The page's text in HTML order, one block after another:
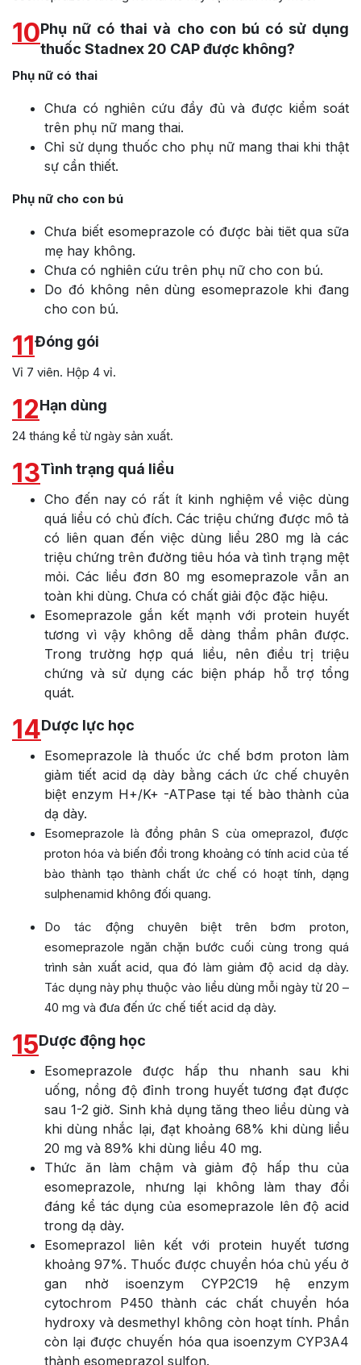
10Phụ nữ có thai và cho con bú có sử dụng
thuốc Stadnex 20 CAP được không?
Phụ nữ có thai
Chưa có nghiên cứu đầy đủ và được kiểm soát
trên phụ nữ mang thai.
Chỉ sử dụng thuốc cho phụ nữ mang thai khi thật
sự cần thiết.
Phụ nữ cho con bú
Chưa biết esomeprazole có được bài tiẽt qua sữa
mẹ hay không.
Chưa có nghiên cứu trên phụ nữ cho con bú.
Do đó không nên dùng esomeprazole khi đang
cho con bú.
11Đóng gói
Vỉ 7 viên. Hộp 4 vỉ.
12Hạn dùng
24 tháng kể từ ngày sản xuất.
13Tình trạng quá liều
Cho đến nay có rất ít kinh nghiệm về việc dùng
quá liều có chủ đích. Các triệu chứng được mô tả
có liên quan đến việc dùng liều 280 mg là các
triệu chứng trên đường tiêu hóa và tình trạng mệt
mỏi. Các liều đơn 80 mg esomeprazole vẫn an
toàn khi dùng. Chưa có chất giải độc đặc hiệu.
Esomeprazole gắn kết mạnh với protein huyết
tương vì vậy không dễ dàng thẩm phân được.
Trong trường hợp quá liều, nên điều trị triệu
chứng và sử dụng các biện pháp hỗ trợ tổng
quát.
14Dược lực học
Esomeprazole là thuốc ức chế bơm proton làm
giảm tiết acid dạ dày bằng cách ức chế chuyên
biệt enzym H+/K+ -ATPase tại tế bào thành của
dạ dày.
Esomeprazole là đồng phân S cùa omeprazol, được
proton hóa và biến đổi trong khoảng có tính acid của tế
bào thành tạo thành chất ức chế có hoạt tính, dạng
sulphenamid không đối quang.
Do tác động chuyên biệt trên bơm proton,
esomeprazole ngăn chặn bước cuối cùng trong quá
trình sản xuất acid, qua đó làm giảm độ acid dạ dày.
Tác dụng này phụ thuộc vào liều dùng mỗi ngày từ 20 –
40 mg và đưa đến ức chế tiết acid dạ dày.
15Dược động học
Esomeprazole được hấp thu nhanh sau khi
uống, nồng độ đỉnh trong huyết tương đạt được
sau 1-2 giờ. Sinh khả dụng tăng theo liều dùng và
khi dùng nhắc lại, đạt khoảng 68% khi dùng liều
20 mg và 89% khi dùng liều 40 mg.
Thức ăn làm chậm và giảm độ hấp thu của
esomeprazole, nhưng lại không làm thay đổi
đáng kể tác dụng của esomeprazole lên độ acid
trong dạ dày.
Esomeprazol liên kết với protein huyết tương
khoảng 97%. Thuốc được chuyển hóa chủ yếu ở
gan nhờ isoenzym CYP2C19 hệ enzym
cytochrom P450 thành các chất chuyển hóa
hydroxy và desmethyl không còn hoạt tính. Phần
còn lại được chuyến hóa qua isoenzym CYP3A4
thành esomeprazol sulfon.